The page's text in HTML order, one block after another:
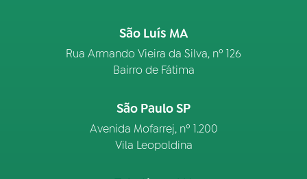
São Luís MA
Rua Armando Vieira da Silva, nº 126
Bairro de Fátima
São Paulo SP
Avenida Mofarrej, nº 1.200
Vila Leopoldina